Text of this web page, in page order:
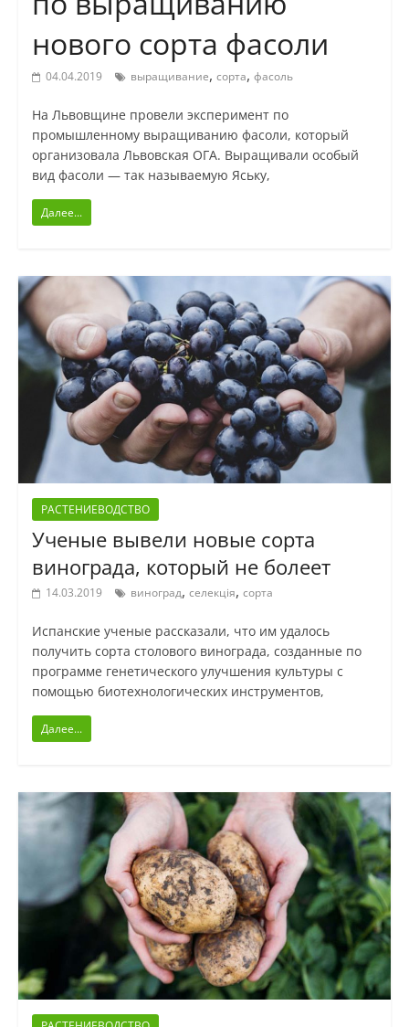
нового сорта фасоли
04.04.2019 выращивание, сорта, фасоль
На Львовщине провели эксперимент по
промышленному выращиванию фасоли, который
организовала Львовская ОГА. Выращивали особый
вид фасоли — так называемую Яську,
Далее...
РАСТЕНИЕВОДСТВО
Ученые вывели новые сорта
винограда, который не болеет
14.03.2019 виноград, селекція, сорта
Испанские ученые рассказали, что им удалось
получить сорта столового винограда, созданные по
программе генетического улучшения культуры с
помощью биотехнологических инструментов,
Далее...